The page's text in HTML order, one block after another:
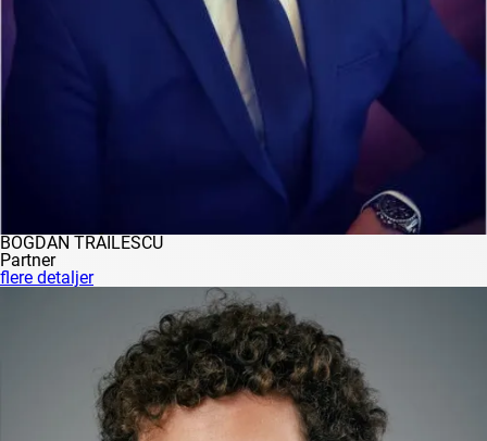
BOGDAN TRĂILESCU
Partner
flere detaljer